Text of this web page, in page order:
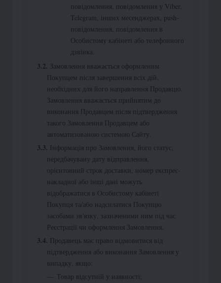
повідомлення, повідомлення у Viber,
Telegram, інших месенджерах, push-
повідомлення, повідомлення в
Особистому кабінеті або телефонного
дзвінка.
Замовлення вважається оформленим
Покупцем після завершення всіх дій,
необхідних для його направлення Продавцю.
Замовлення вважається прийнятим до
виконання Продавцем після підтвердження
такого Замовлення Продавцем або
автоматизованою системою Сайту.
Інформація про Замовлення, його статус,
передбачувану дату відправлення,
орієнтовний строк доставки, номер експрес-
накладної або інші дані можуть
відображатися в Особистому кабінеті
Покупця та/або надсилатися Покупцю
засобами зв'язку, зазначеними ним під час
Реєстрації чи оформлення Замовлення.
Продавець має право відмовитися від
підтвердження або виконання Замовлення у
випадку, якщо:
Товар відсутній у наявності;